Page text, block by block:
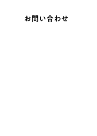
お問い合わせ